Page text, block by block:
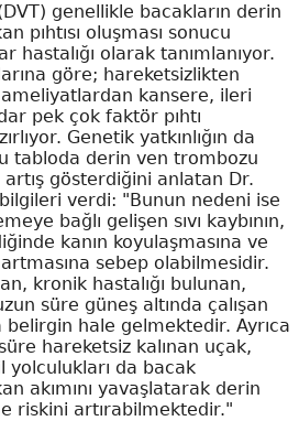
genellikle bacakların derin
pıhtısı oluşması sonucu
hastalığı olarak tanımlanıyor.
göre; hareketsizlikten
kansere, ileri
pek çok faktör pıhtı
Genetik yatkınlığın da
tabloda derin ven trombozu
gösterdiğini anlatan Dr.
verdi: "Bunun nedeni ise
bağlı gelişen sıvı kaybının,
kanın koyulaşmasına ve
sebep olabilmesidir.
kronik hastalığı bulunan,
süre güneş altında çalışan
hale gelmektedir. Ayrıca
hareketsiz kalınan uçak,
da bacak
akımını yavaşlatarak derin
riskini artırabilmektedir."